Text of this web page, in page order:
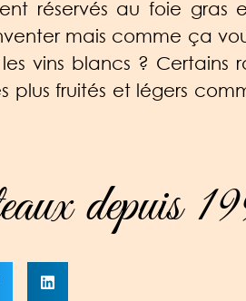
réservés au foie gras
mais comme ça
vins blancs ? Certains
fruités et légers
depuis